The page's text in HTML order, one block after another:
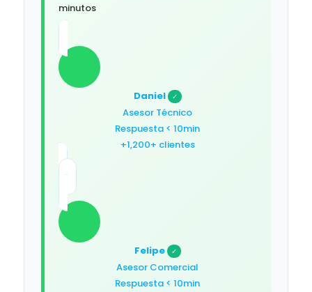
minutos
Daniel ✓
Asesor Técnico
Respuesta < 10min
+1,200+ clientes
Felipe ✓
Asesor Comercial
Respuesta < 10min